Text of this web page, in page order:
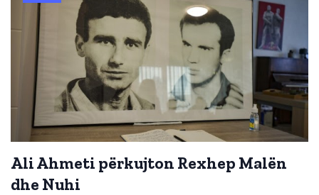
Ali Ahmeti përkujton Rexhep Malën
dhe Nuhi